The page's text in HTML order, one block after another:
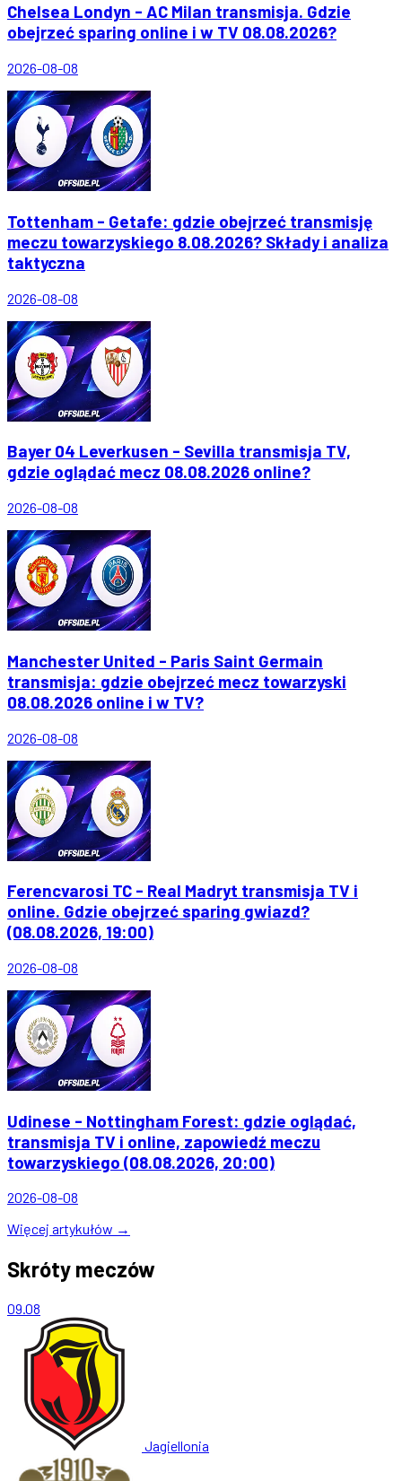
Chelsea Londyn - AC Milan transmisja. Gdzie
obejrzeć sparing online i w TV 08.08.2026?
2026-08-08
Tottenham - Getafe: gdzie obejrzeć transmisję
meczu towarzyskiego 8.08.2026? Składy i analiza
taktyczna
2026-08-08
Bayer 04 Leverkusen - Sevilla transmisja TV,
gdzie oglądać mecz 08.08.2026 online?
2026-08-08
Manchester United - Paris Saint Germain
transmisja: gdzie obejrzeć mecz towarzyski
08.08.2026 online i w TV?
2026-08-08
Ferencvarosi TC - Real Madryt transmisja TV i
online. Gdzie obejrzeć sparing gwiazd?
(08.08.2026, 19:00)
2026-08-08
Udinese - Nottingham Forest: gdzie oglądać,
transmisja TV i online, zapowiedź meczu
towarzyskiego (08.08.2026, 20:00)
2026-08-08
Więcej artykułów →
Skróty meczów
09.08
Jagiellonia